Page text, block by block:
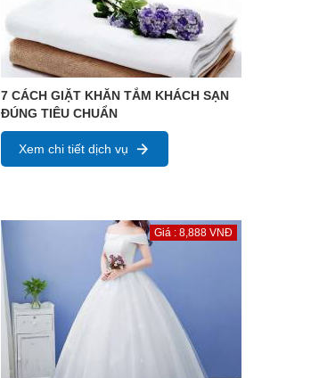
7 CÁCH GIẶT KHĂN TẮM KHÁCH SẠN
ĐÚNG TIÊU CHUẨN
Xem chi tiết dịch vụ
Giá : 8,888 VNĐ